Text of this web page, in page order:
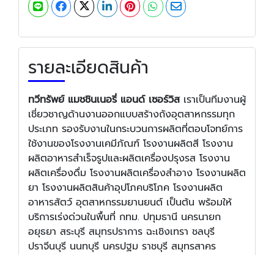
รายละเอียดสินค้า
ทวีทรัพย์ แมชชินเนอรี่ แอนด์ เซอร์วิสเราเป็นทีมงานผู้
เชี่ยวชาญด้านงานออกแบบสร้างถังอุตสาหกรรมทุก
ประเภท รองรับงานในกระบวนการผลิตที่ตอบโจทย์การ
ใช้งานของโรงงานเคมีภัณฑ์ โรงงานผลิตสี โรงงาน
ผลิตอาหารสำเร็จรูปและผลิตเครื่องปรุงรส โรงงาน
ผลิตเครื่องดื่ม โรงงานผลิตเครื่องสำอาง โรงงานผลิต
ยา โรงงานผลิตสินค้าอุปโภคบริโภค โรงงานผลิต
อาหารสัตว์ อุตสาหกรรมยานยนต์ เป็นต้น พร้อมให้
บริการเร่งด่วนในพื้นที่ กทม. ปทุมธานี นครนายก
อยุธยา สระบุรี สมุทรปราการ ฉะเชิงเทรา ชลบุรี
ปราจีนบุรี นนทบุรี นครปฐม ราชบุรี สมุทรสาคร